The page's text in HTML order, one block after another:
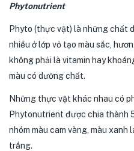
Phytonutrient
Phyto (thực vật) là những chất
nhiều ở lớp vỏ tạo màu sắc,
không phải là vitamin hay
màu có dưỡng chất.
Những thực vật khác nhau có
Phytonutrient được chia thành
nhóm màu cam vàng, màu xanh
trắng.